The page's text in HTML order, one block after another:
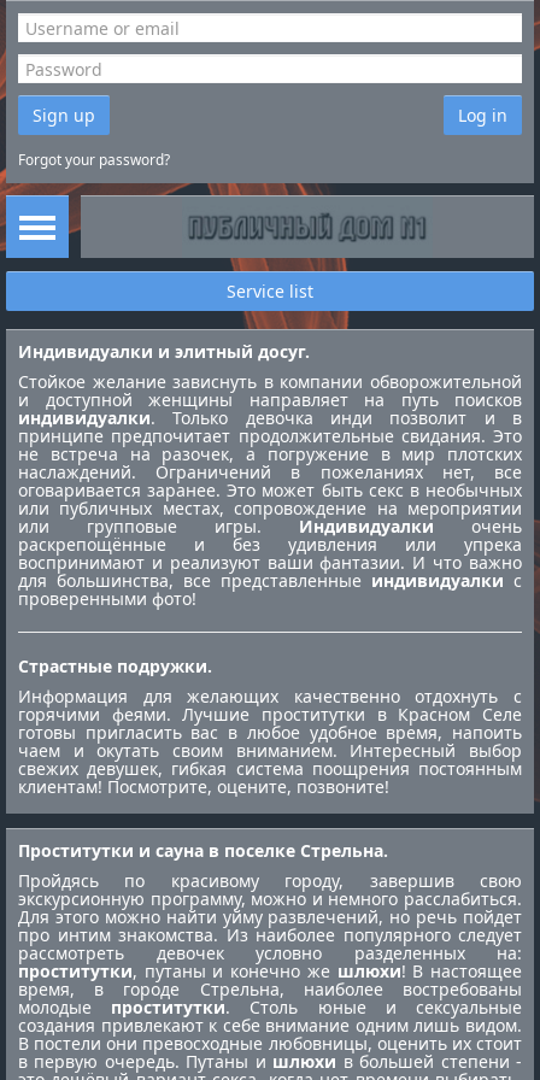
Sign up Log in
Forgot your password?
Service list
Индивидуалки и элитный досуг.
Стойкое желание зависнуть в компании обворожительной
и доступной женщины направляет на путь поисков
индивидуалки. Только девочка инди позволит и в
принципе предпочитает продолжительные свидания. Это
не встреча на разочек, а погружение в мир плотских
наслаждений. Ограничений в пожеланиях нет, все
оговаривается заранее. Это может быть секс в необычных
или публичных местах, сопровождение на мероприятии
или групповые игры. Индивидуалки очень
раскрепощённые и без удивления или упрека
воспринимают и реализуют ваши фантазии. И что важно
для большинства, все представленные индивидуалки с
проверенными фото!
Страстные подружки.
Информация для желающих качественно отдохнуть с
горячими феями. Лучшиепроститутки в Красном Селе
готовы пригласить вас в любое удобное время, напоить
чаем и окутать своим вниманием. Интересный выбор
свежих девушек, гибкая система поощрения постоянным
клиентам! Посмотрите, оцените, позвоните!
Проститутки и сауна в поселке Стрельна.
Пройдясь по красивому городу, завершив свою
экскурсионную программу, можно и немного расслабиться.
Для этого можно найти уйму развлечений, но речь пойдет
про интим знакомства. Из наиболее популярного следует
рассмотреть девочек условно разделенных на:
проститутки, путаны и конечно же шлюхи! В настоящее
время, в городе Стрельна, наиболее востребованы
молодые проститутки. Столь юные и сексуальные
создания привлекают к себе внимание одним лишь видом.
В постели они превосходные любовницы, оценить их стоит
в первую очередь. Путаны и шлюхи в большей степени -